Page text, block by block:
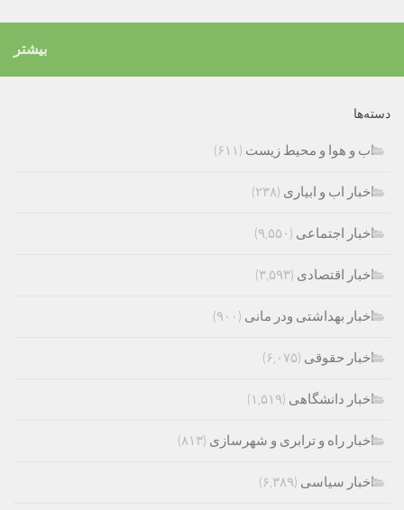
بیشتر
دسته‌ها
اب و هوا و محیط زیست (۶۱۱)
اخبار اب و ابیاری (۲۳۸)
اخبار اجتماعی (۹,۵۵۰)
اخبار اقتصادی (۳,۵۹۳)
اخبار بهداشتی ودر مانی (۹۰۰)
اخبار حقوقی (۶,۰۷۵)
اخبار دانشگاهی (۱,۵۱۹)
اخبار راه و ترابری و شهرسازی (۸۱۳)
اخبار سیاسی (۶,۳۸۹)